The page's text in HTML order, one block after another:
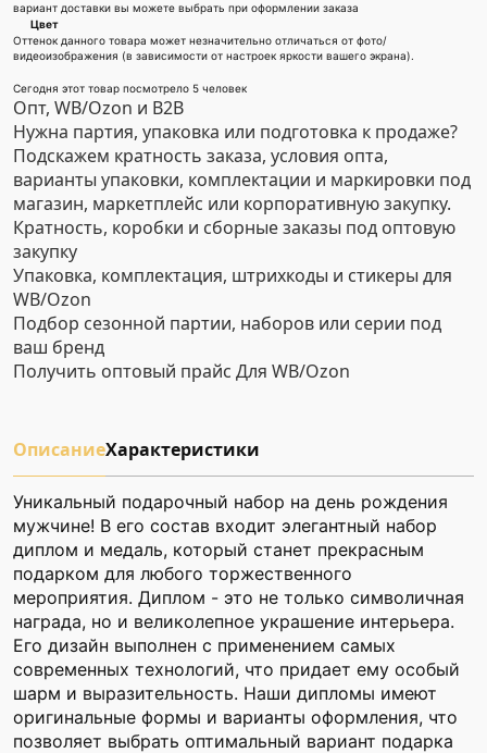
вариант доставки вы можете выбрать при оформлении заказа
Цвет
Оттенок данного товара может незначительно отличаться от фото/
видеоизображения (в зависимости от настроек яркости вашего экрана).
Сегодня этот товар посмотрело 5 человек
Опт, WB/Ozon и B2B
Нужна партия, упаковка или подготовка к продаже?
Подскажем кратность заказа, условия опта,
варианты упаковки, комплектации и маркировки под
магазин, маркетплейс или корпоративную закупку.
Кратность, коробки и сборные заказы под оптовую
закупку
Упаковка, комплектация, штрихкоды и стикеры для
WB/Ozon
Подбор сезонной партии, наборов или серии под
ваш бренд
Получить оптовый прайс Для WB/Ozon
ОписаниеХарактеристики
Уникальный подарочный набор на день рождения
мужчине! В его состав входит элегантный набор
диплом и медаль, который станет прекрасным
подарком для любого торжественного
мероприятия. Диплом - это не только символичная
награда, но и великолепное украшение интерьера.
Его дизайн выполнен с применением самых
современных технологий, что придает ему особый
шарм и выразительность. Наши дипломы имеют
оригинальные формы и варианты оформления, что
позволяет выбрать оптимальный вариант подарка